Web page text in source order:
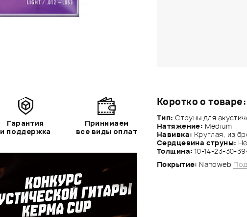
Коротко о товаре:
Тип: Струны для
Натяжение: Medium
Навивка: Круглая, из
Сердцевина струны:
Толщина: 10-14-23-30-
Покрытие: Nanoweb
Гарантия
и поддержка
Принимаем
все виды оплат